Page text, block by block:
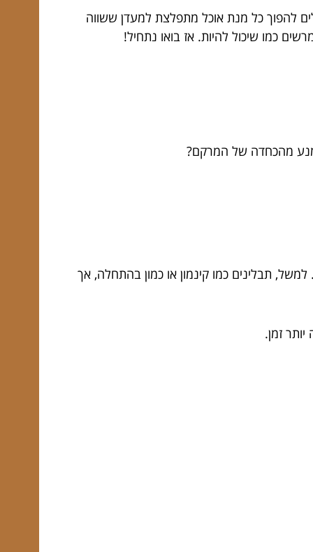
להפוך כל מנת אוכל מתפלצת למעדן ששווה
כמו שיכול להיות. אז בואו נתחיל!
מהכחדה של המרקם?
תבלינים כמו קינמון או כמון בהתחלה, אך
זמן.